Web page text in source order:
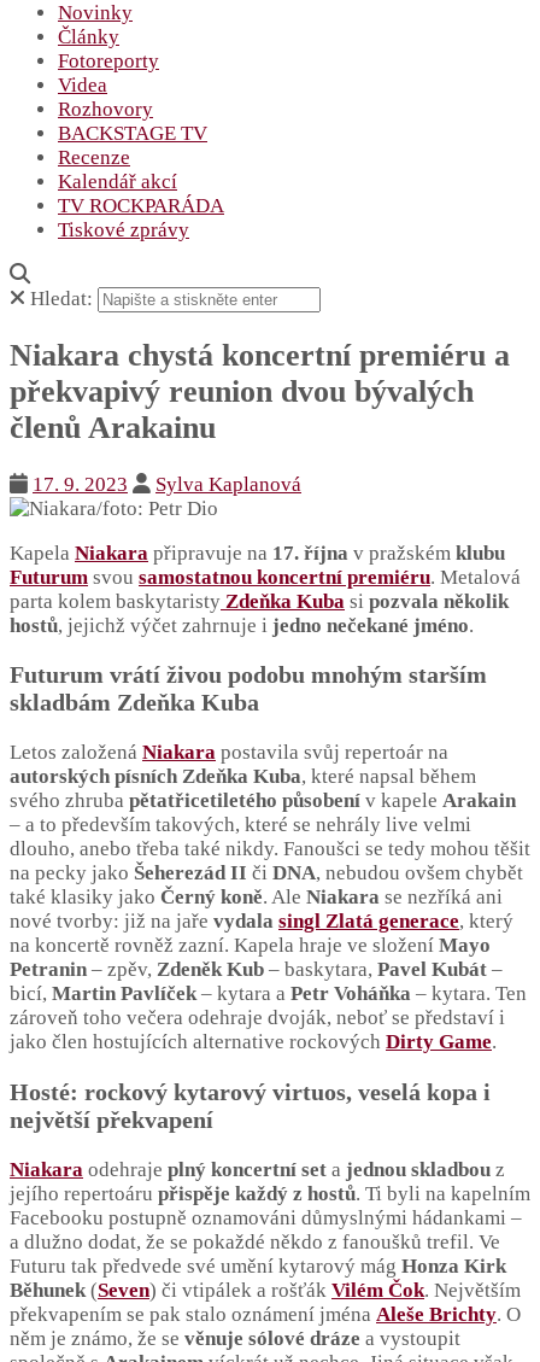
Novinky
Články
Fotoreporty
Videa
Rozhovory
BACKSTAGE TV
Recenze
Kalendář akcí
TV ROCKPARÁDA
Tiskové zprávy
Hledat:
Niakara chystá koncertní premiéru a
překvapivý reunion dvou bývalých
členů Arakainu
17. 9. 2023 Sylva Kaplanová
Kapela Niakara připravuje na 17. října v pražském klubu
Futurum svou samostatnou koncertní premiéru. Metalová
parta kolem baskytaristy Zdeňka Kuba si pozvala několik
hostů, jejichž výčet zahrnuje i jedno nečekané jméno.
Futurum vrátí živou podobu mnohým starším
skladbám Zdeňka Kuba
Letos založená Niakara postavila svůj repertoár na
autorských písních Zdeňka Kuba, které napsal během
svého zhruba pětatřicetiletého působení v kapele Arakain
– a to především takových, které se nehrály live velmi
dlouho, anebo třeba také nikdy. Fanoušci se tedy mohou těšit
na pecky jako Šeherezád II či DNA, nebudou ovšem chybět
také klasiky jako Černý koně. Ale Niakara se nezříká ani
nové tvorby: již na jaře vydala singl Zlatá generace, který
na koncertě rovněž zazní. Kapela hraje ve složení Mayo
Petranin – zpěv, Zdeněk Kub – baskytara, Pavel Kubát –
bicí, Martin Pavlíček– kytara a Petr Voháňka – kytara. Ten
zároveň toho večera odehraje dvoják, neboť se představí i
jako člen hostujících alternative rockových Dirty Game.
Hosté: rockový kytarový virtuos, veselá kopa i
největší překvapení
Niakara odehraje plný koncertní set a jednou skladbou z
jejího repertoáru přispěje každý z hostů. Ti byli na kapelním
Facebooku postupně oznamováni důmyslnými hádankami –
a dlužno dodat, že se pokaždé někdo z fanoušků trefil. Ve
Futuru tak předvede své umění kytarový mág Honza Kirk
Běhunek(Seven) či vtipálek a rošťák Vilém Čok. Největším
překvapením se pak stalo oznámení jména Aleše Brichty. O
něm je známo, že se věnuje sólové dráze a vystoupit